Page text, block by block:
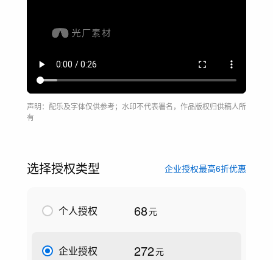
声明：配乐及字体仅供参考；水印不代表署名，作品版权归供稿人所
有
选择授权类型 企业授权最高6折优惠
个人授权 68元
企业授权 272元